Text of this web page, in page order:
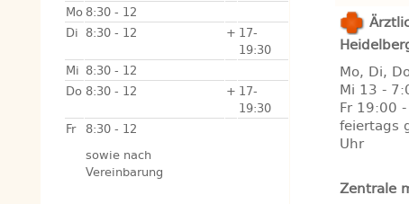
Mo 8:30 - 12
Di 8:30 - 12 + 17-
19:30
Mi 8:30 - 12
Do 8:30 - 12 + 17-
19:30
Fr 8:30 - 12
sowie nach
Vereinbarung
Mo, Di,
Mi 13 -
Fr 19:00
feiertags
Uhr
Zentrale